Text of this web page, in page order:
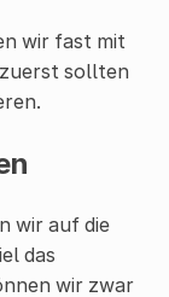
wir fast mit
sollten
wir auf die
das
wir zwar